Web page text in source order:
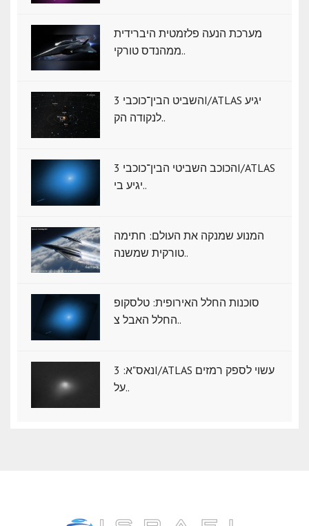
מערכת הנעה פלזמטית היברידית
ממהנדס טורקי..
השביט הבין־כוכבי 3I/ATLAS יגיע
לנקודה הק..
הכוכב השביטי הבין־כוכבי 3I/ATLAS
יגיע בי..
המנוע שמנקה את העולם: חתימה
טורקית שמשנה..
סוכנות החלל האירופית: טלסקופ
החלל האבל צ..
נאס"א: ‏3I/ATLAS עשוי לספק רמזים
על..